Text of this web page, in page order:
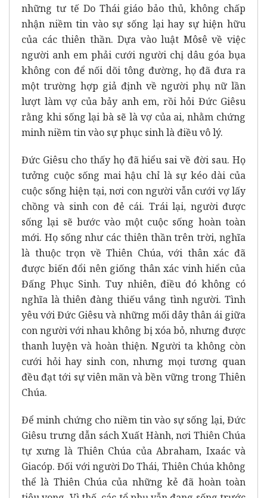
những tư tế Do Thái giáo bảo thủ, không chấp
nhận niềm tin vào sự sống lại hay sự hiện hữu
của các thiên thần. Dựa vào luật Môsê về việc
người anh em phải cưới người chị dâu góa bụa
không con để nối dõi tông đường, họ đã đưa ra
một trường hợp giả định về người phụ nữ lần
lượt làm vợ của bảy anh em, rồi hỏi Đức Giêsu
rằng khi sống lại bà sẽ là vợ của ai, nhằm chứng
minh niềm tin vào sự phục sinh là điều vô lý.
Đức Giêsu cho thấy họ đã hiểu sai về đời sau. Họ
tưởng cuộc sống mai hậu chỉ là sự kéo dài của
cuộc sống hiện tại, nơi con người vẫn cưới vợ lấy
chồng và sinh con đẻ cái. Trái lại, người được
sống lại sẽ bước vào một cuộc sống hoàn toàn
mới. Họ sống như các thiên thần trên trời, nghĩa
là thuộc trọn về Thiên Chúa, với thân xác đã
được biến đổi nên giống thân xác vinh hiển của
Đấng Phục Sinh. Tuy nhiên, điều đó không có
nghĩa là thiên đàng thiếu vắng tình người. Tình
yêu với Đức Giêsu và những mối dây thân ái giữa
con người với nhau không bị xóa bỏ, nhưng được
thanh luyện và hoàn thiện. Người ta không còn
cưới hỏi hay sinh con, nhưng mọi tương quan
đều đạt tới sự viên mãn và bền vững trong Thiên
Chúa.
Để minh chứng cho niềm tin vào sự sống lại, Đức
Giêsu trưng dẫn sách Xuất Hành, nơi Thiên Chúa
tự xưng là Thiên Chúa của Abraham, Ixaác và
Giacóp. Đối với người Do Thái, Thiên Chúa không
thể là Thiên Chúa của những kẻ đã hoàn toàn